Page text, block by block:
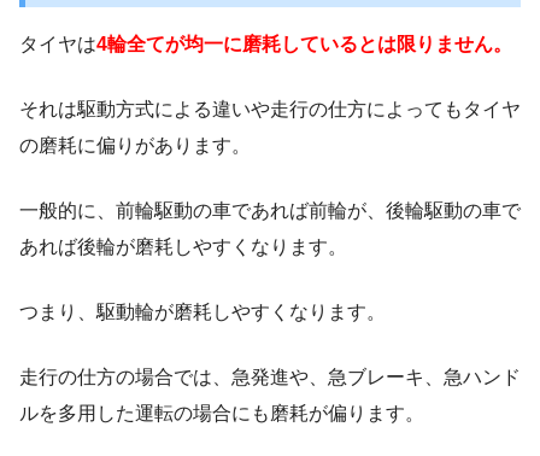
タイヤは4輪全てが均一に磨耗しているとは限りません。
それは駆動方式による違いや走行の仕方によってもタイヤ
の磨耗に偏りがあります。
一般的に、前輪駆動の車であれば前輪が、後輪駆動の車で
あれば後輪が磨耗しやすくなります。
つまり、駆動輪が磨耗しやすくなります。
走行の仕方の場合では、急発進や、急ブレーキ、急ハンド
ルを多用した運転の場合にも磨耗が偏ります。